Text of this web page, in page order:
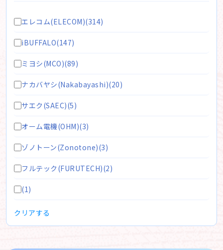
エレコム(ELECOM)(314)
iBUFFALO(147)
ミヨシ(MCO)(89)
ナカバヤシ(Nakabayashi)(20)
サエク(SAEC)(5)
オーム電機(OHM)(3)
ゾノトーン(Zonotone)(3)
フルテック(FURUTECH)(2)
(1)
クリアする